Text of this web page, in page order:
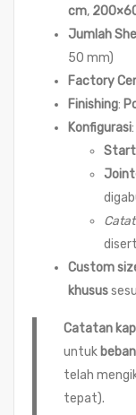
cm,
Jumlah
50 mm)
Factory
Finishing:
Konfigurasi:
Custom
khusus
Catatan
untuk
telah
tepat).